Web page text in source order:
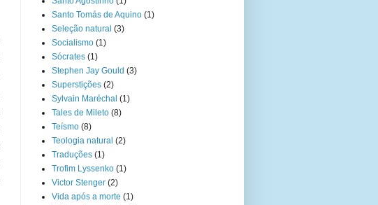
Santo Tomás de Aquino (1)
Seleção natural (3)
Socialismo (1)
Sócrates (1)
Stephen Jay Gould (3)
Superstições (2)
Sylvain Maréchal (1)
Tales de Mileto (8)
Teísmo (8)
Teologia natural (2)
Traduções (1)
Trofim Lyssenko (1)
Victor Stenger (2)
Vida após a morte (1)